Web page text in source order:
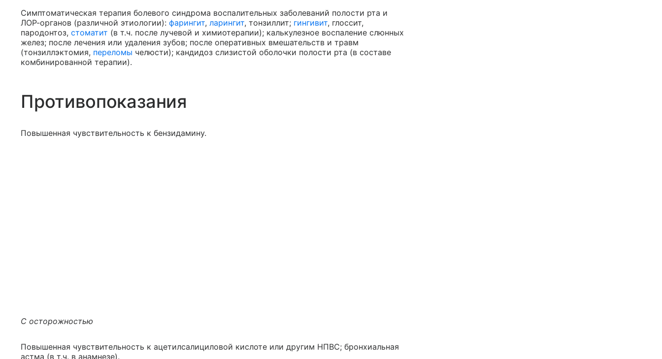
Симптоматическая терапия болевого синдрома воспалительных заболеваний полости рта и
ЛОР-органов (различной этиологии): фарингит, ларингит, тонзиллит; гингивит, глоссит,
пародонтоз, стоматит (в т.ч. после лучевой и химиотерапии); калькулезное воспаление слюнных
желез; после лечения или удаления зубов; после оперативных вмешательств и травм
(тонзиллэктомия, переломы челюсти); кандидоз слизистой оболочки полости рта (в составе
комбинированной терапии).
Противопоказания
Повышенная чувствительность к бензидамину.
С осторожностью
Повышенная чувствительность к ацетилсалициловой кислоте или другим НПВС; бронхиальная
астма (в т.ч. в анамнезе).